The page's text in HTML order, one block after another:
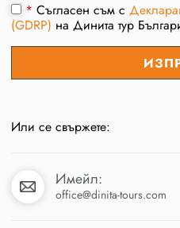
*Съгласен съм с
(GDRP) на Динита тур
Или се свържете:
Имейл:
office@dinita-tours.com